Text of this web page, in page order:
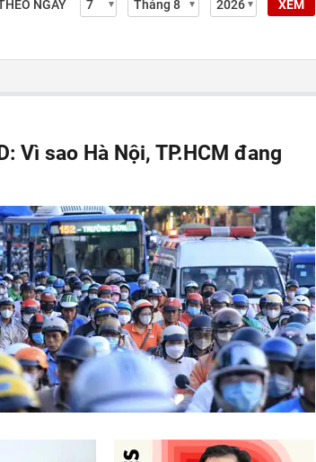
NGÀY XEM
Vì sao Hà Nội, TP.HCM đang